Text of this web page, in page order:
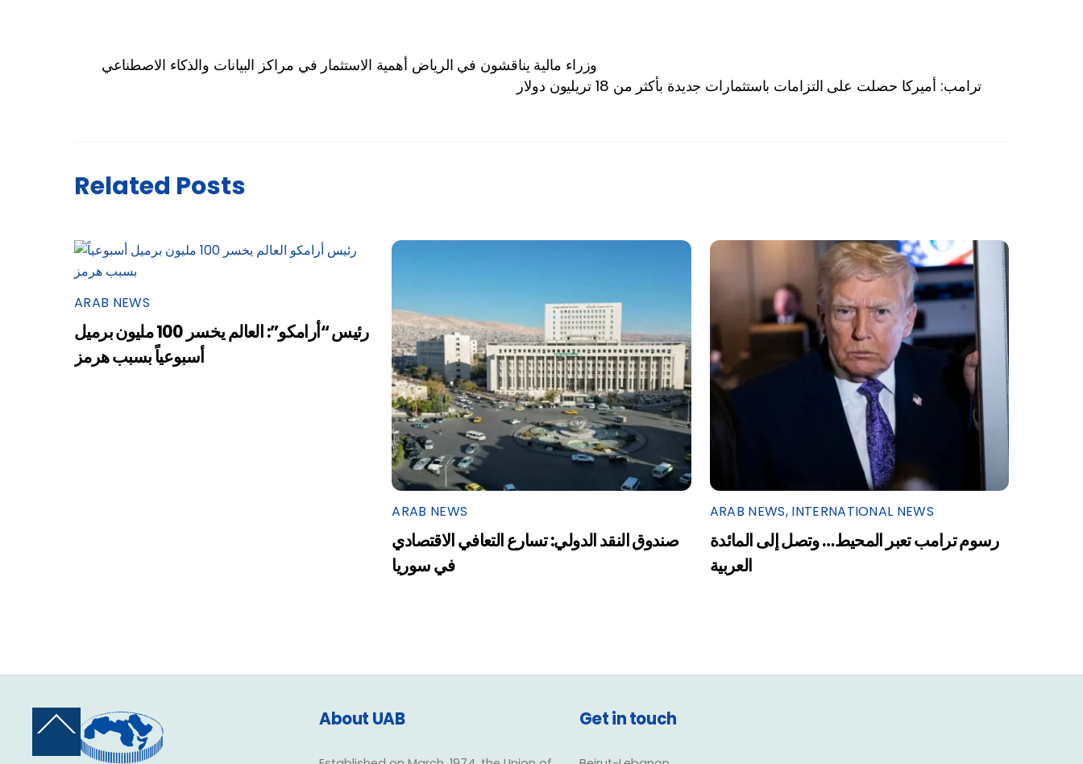
وزراء مالية يناقشون في الرياض أهمية الاستثمار في مراكز البيانات والذكاء الاصطناعي
ترامب: أميركا حصلت على التزامات باستثمارات جديدة بأكثر من 18 تريليون دولار
Related Posts
ARAB NEWS
رئيس “أرامكو”: العالم يخسر 100 مليون برميل
أسبوعياً بسبب هرمز
ARAB NEWS
صندوق النقد الدولي: تسارع التعافي الاقتصادي
في سوريا
ARAB NEWS, INTERNATIONAL NEWS
رسوم ترامب تعبر المحيط… وتصل إلى المائدة
العربية
Back
Top
About UAB Get in touch